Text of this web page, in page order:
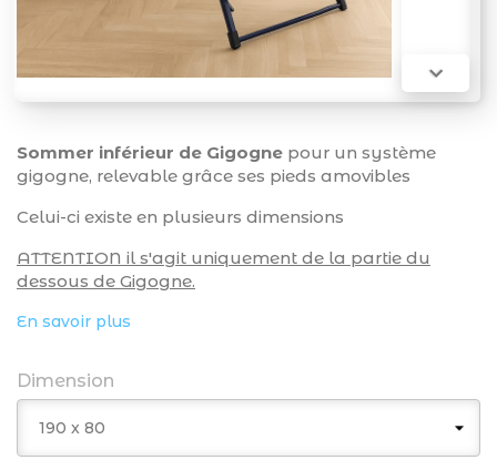

Sommer inférieur de Gigogne pour un système
gigogne, relevable grâce ses pieds amovibles
Celui-ci existe en plusieurs dimensions
ATTENTION il s'agit uniquement de la partie du
dessous de Gigogne.
En savoir plus
Dimension